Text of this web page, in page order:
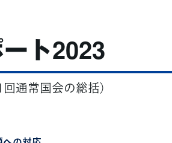
ト2023
通常国会の総括）